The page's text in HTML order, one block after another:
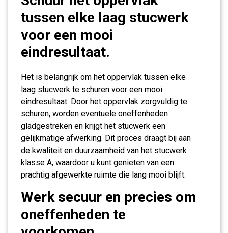
tussen elke laag stucwerk
voor een mooi
eindresultaat.
Het is belangrijk om het oppervlak tussen elke
laag stucwerk te schuren voor een mooi
eindresultaat. Door het oppervlak zorgvuldig te
schuren, worden eventuele oneffenheden
gladgestreken en krijgt het stucwerk een
gelijkmatige afwerking. Dit proces draagt bij aan
de kwaliteit en duurzaamheid van het stucwerk
klasse A, waardoor u kunt genieten van een
prachtig afgewerkte ruimte die lang mooi blijft.
Werk secuur en precies om
oneffenheden te